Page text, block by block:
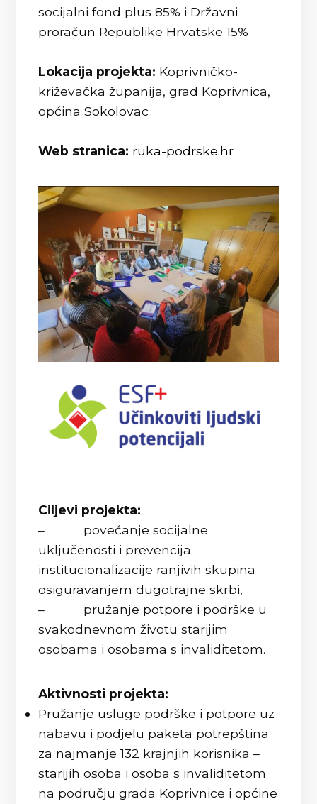
socijalni fond plus 85% i Državni
proračun Republike Hrvatske 15%
Lokacija projekta: Koprivničko-
križevačka županija, grad Koprivnica,
općina Sokolovac
Web stranica: ruka-podrske.hr
Ciljevi projekta:
– povećanje socijalne
uključenosti i prevencija
institucionalizacije ranjivih skupina
osiguravanjem dugotrajne skrbi,
– pružanje potpore i podrške u
svakodnevnom životu starijim
osobama i osobama s invaliditetom.
Aktivnosti projekta:
Pružanje usluge podrške i potpore uz
nabavu i podjelu paketa potrepština
za najmanje 132 krajnjih korisnika –
starijih osoba i osoba s invaliditetom
na području grada Koprivnice i općine